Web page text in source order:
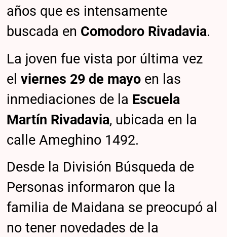
años que es intensamente
buscada en Comodoro Rivadavia.
La joven fue vista por última vez
elviernes 29 de mayo en las
inmediaciones de la Escuela
Martín Rivadavia, ubicada en la
calle Ameghino 1492.
Desde la División Búsqueda de
Personas informaron que la
familia de Maidana se preocupó al
no tener novedades de la